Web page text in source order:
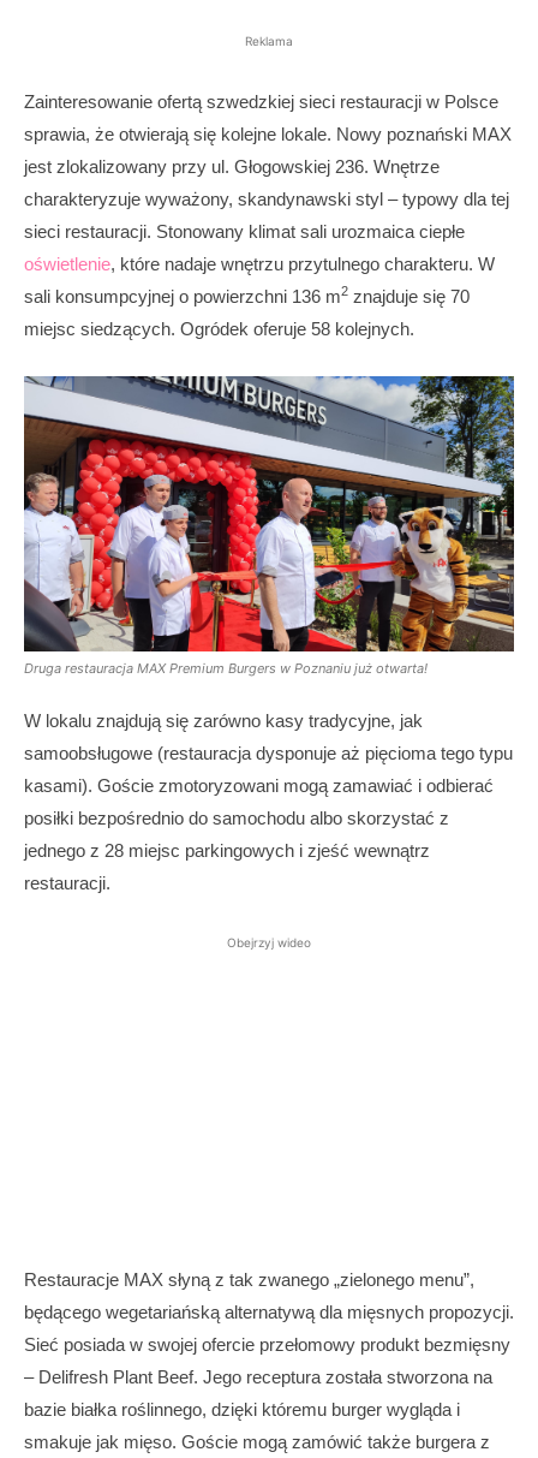
Reklama
Zainteresowanie ofertą szwedzkiej sieci restauracji w Polsce
sprawia, że otwierają się kolejne lokale. Nowy poznański MAX
jest zlokalizowany przy ul. Głogowskiej 236. Wnętrze
charakteryzuje wyważony, skandynawski styl – typowy dla tej
sieci restauracji. Stonowany klimat sali urozmaica ciepłe
oświetlenie, które nadaje wnętrzu przytulnego charakteru. W
sali konsumpcyjnej o powierzchni 136 m2 znajduje się 70
miejsc siedzących. Ogródek oferuje 58 kolejnych.
Druga restauracja MAX Premium Burgers w Poznaniu już otwarta!
W lokalu znajdują się zarówno kasy tradycyjne, jak
samoobsługowe (restauracja dysponuje aż pięcioma tego typu
kasami). Goście zmotoryzowani mogą zamawiać i odbierać
posiłki bezpośrednio do samochodu albo skorzystać z
jednego z 28 miejsc parkingowych i zjeść wewnątrz
restauracji.
Obejrzyj wideo
Restauracje MAX słyną z tak zwanego „zielonego menu”,
będącego wegetariańską alternatywą dla mięsnych propozycji.
Sieć posiada w swojej ofercie przełomowy produkt bezmięsny
– Delifresh Plant Beef. Jego receptura została stworzona na
bazie białka roślinnego, dzięki któremu burger wygląda i
smakuje jak mięso. Goście mogą zamówić także burgera z